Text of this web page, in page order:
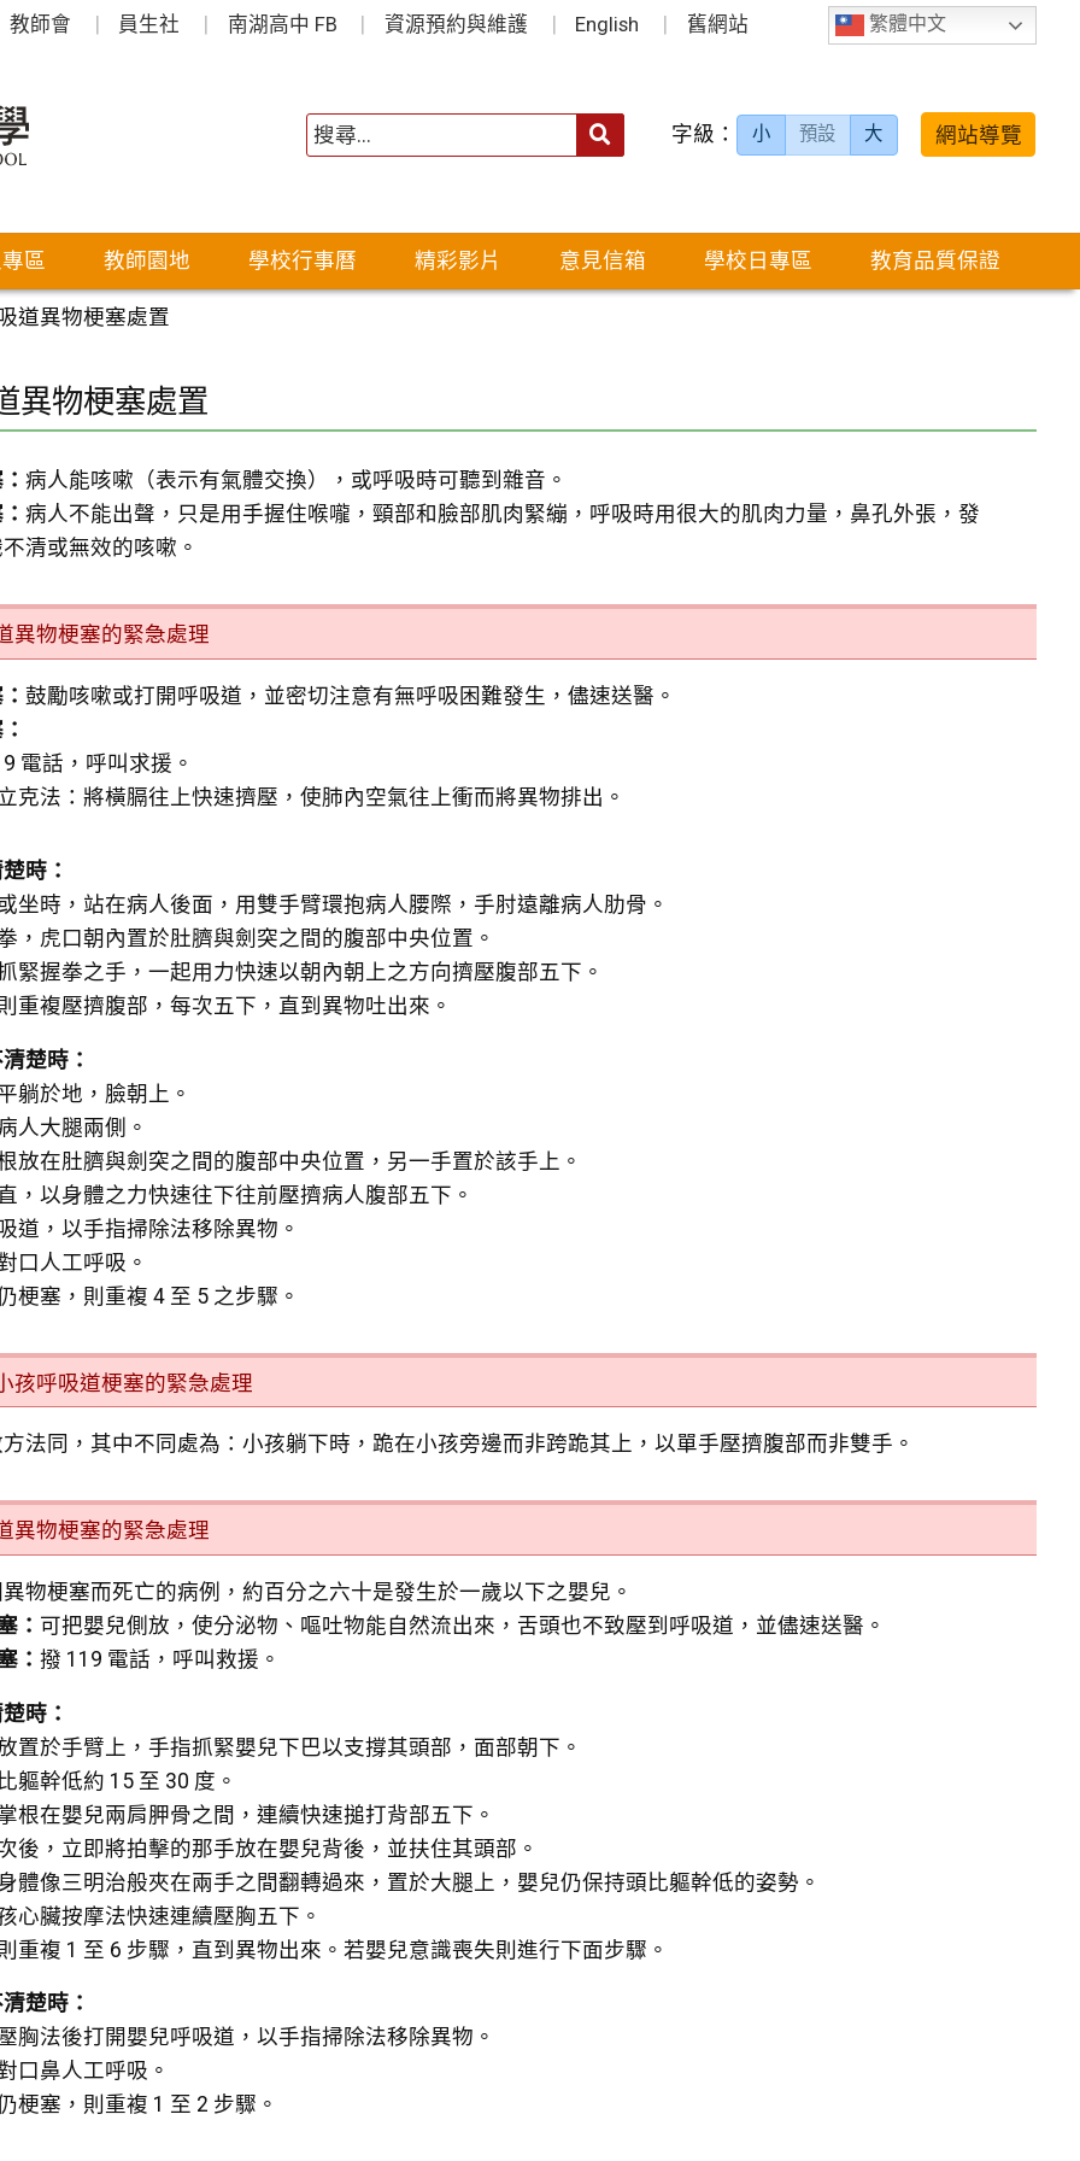
繁體中文
教師會 員生社 南湖高中 FB 資源預約與維護 English 舊網站
字級： 小 預設 大 網站導覽
區 教師園地 學校行事曆 精彩影片 意見信箱 學校日專區 教育品質保證
道異物梗塞處置
異物梗塞處置
病人能咳嗽（表示有氣體交換），或呼吸時可聽到雜音。
病人不能出聲，只是用手握住喉嚨，頸部和臉部肌肉緊繃，呼吸時用很大的肌肉力量，鼻孔外張，發
清或無效的咳嗽。
異物梗塞的緊急處理
鼓勵咳嗽或打開呼吸道，並密切注意有無呼吸困難發生，儘速送醫。
電話，呼叫求援。
克法：將橫膈往上快速擠壓，使肺內空氣往上衝而將異物排出。
時：
坐時，站在病人後面，用雙手臂環抱病人腰際，手肘遠離病人肋骨。
，虎口朝內置於肚臍與劍突之間的腹部中央位置。
緊握拳之手，一起用力快速以朝內朝上之方向擠壓腹部五下。
重複壓擠腹部，每次五下，直到異物吐出來。
楚時：
躺於地，臉朝上。
人大腿兩側。
放在肚臍與劍突之間的腹部中央位置，另一手置於該手上。
，以身體之力快速往下往前壓擠病人腹部五下。
道，以手指掃除法移除異物。
口人工呼吸。
梗塞，則重複 4 至 5 之步驟。
孩呼吸道梗塞的緊急處理
法同，其中不同處為：小孩躺下時，跪在小孩旁邊而非跨跪其上，以單手壓擠腹部而非雙手。
異物梗塞的緊急處理
物梗塞而死亡的病例，約百分之六十是發生於一歲以下之嬰兒。
： 可把嬰兒側放，使分泌物、嘔吐物能自然流出來，舌頭也不致壓到呼吸道，並儘速送醫。
： 撥 119 電話，呼叫救援。
時：
置於手臂上，手指抓緊嬰兒下巴以支撐其頭部，面部朝下。
軀幹低約 15 至 30 度。
根在嬰兒兩肩胛骨之間，連續快速搥打背部五下。
後，立即將拍擊的那手放在嬰兒背後，並扶住其頭部。
體像三明治般夾在兩手之間翻轉過來，置於大腿上，嬰兒仍保持頭比軀幹低的姿勢。
心臟按摩法快速連續壓胸五下。
重複 1 至 6 步驟，直到異物出來。若嬰兒意識喪失則進行下面步驟。
楚時：
胸法後打開嬰兒呼吸道，以手指掃除法移除異物。
口鼻人工呼吸。
梗塞，則重複 1 至 2 步驟。